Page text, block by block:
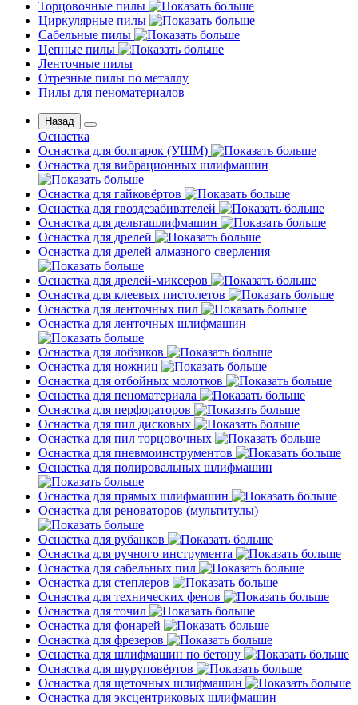
Торцовочные пилы
Циркулярные пилы
Сабельные пилы
Цепные пилы
Ленточные пилы
Отрезные пилы по металлу
Пилы для пеноматериалов
Назад
Оснастка
Оснастка для болгарок (УШМ)
Оснастка для вибрационных шлифмашин
Оснастка для гайковёртов
Оснастка для гвоздезабивателей
Оснастка для дельташлифмашин
Оснастка для дрелей
Оснастка для дрелей алмазного сверления
Оснастка для дрелей-миксеров
Оснастка для клеевых пистолетов
Оснастка для ленточных пил
Оснастка для ленточных шлифмашин
Оснастка для лобзиков
Оснастка для ножниц
Оснастка для отбойных молотков
Оснастка для пеноматериала
Оснастка для перфораторов
Оснастка для пил дисковых
Оснастка для пил торцовочных
Оснастка для пневмоинструментов
Оснастка для полировальных шлифмашин
Оснастка для прямых шлифмашин
Оснастка для реноваторов (мультитулы)
Оснастка для рубанков
Оснастка для ручного инструмента
Оснастка для сабельных пил
Оснастка для степлеров
Оснастка для технических фенов
Оснастка для точил
Оснастка для фонарей
Оснастка для фрезеров
Оснастка для шлифмашин по бетону
Оснастка для шуруповёртов
Оснастка для щеточных шлифмашин
Оснастка для эксцентриковых шлифмашин